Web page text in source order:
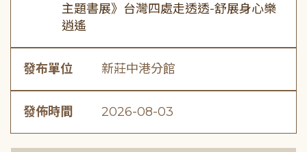
主題書展》台灣四處走透透-舒展身心樂
逍遙
發布單位 新莊中港分館
發佈時間 2026-08-03